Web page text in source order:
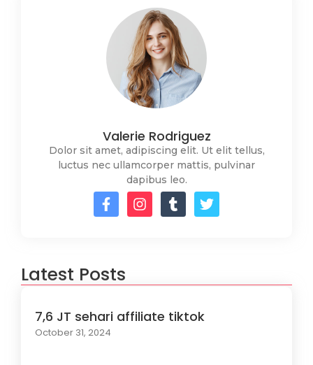
Valerie Rodriguez
Dolor sit amet, adipiscing elit. Ut elit tellus,
luctus nec ullamcorper mattis, pulvinar
dapibus leo.
Latest Posts
7,6 JT sehari affiliate tiktok
October 31, 2024